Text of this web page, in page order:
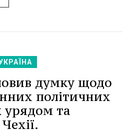
думку щодо
політичних
урядом та